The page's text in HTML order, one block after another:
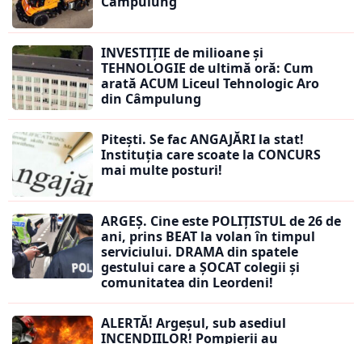
INVESTIȚIE de milioane și
TEHNOLOGIE de ultimă oră: Cum
arată ACUM Liceul Tehnologic Aro
din Câmpulung
Pitești. Se fac ANGAJĂRI la stat!
Instituția care scoate la CONCURS
mai multe posturi!
ARGEȘ. Cine este POLIȚISTUL de 26 de
ani, prins BEAT la volan în timpul
serviciului. DRAMA din spatele
gestului care a ȘOCAT colegii și
comunitatea din Leordeni!
ALERTĂ! Argeșul, sub asediul
INCENDIILOR! Pompierii au